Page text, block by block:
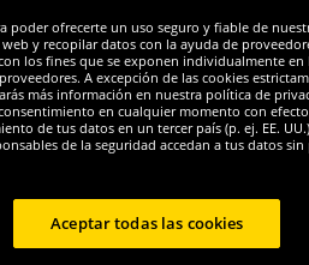
poder ofrecerte un uso seguro y fiable de
y recopilar datos con la ayuda de
los fines que se exponen individualmente
A excepción de las cookies
más información en nuestra política de
en cualquier momento con
de tus datos en un tercer país (p. ej. EE.
de la seguridad accedan a tus datos
Aceptar todas las cookies